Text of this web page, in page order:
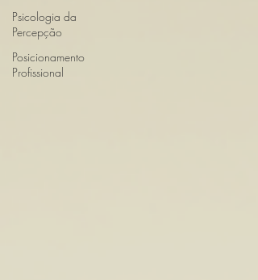
Psicologia da
Percepção
Posicionamento
Profissional